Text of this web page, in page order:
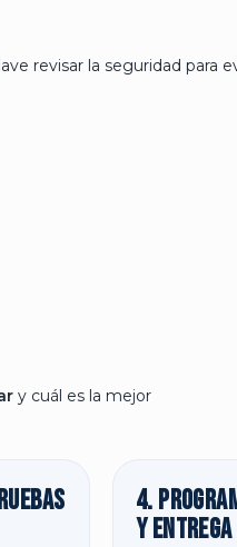
revisar la seguridad para
y cuál es la mejor
4.
y